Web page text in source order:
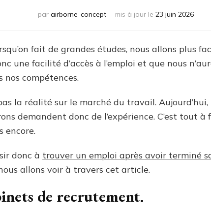
par airborne-concept mis à jour le 23 juin 2026
fait de grandes études, nous allons plus
une facilité d’accès à l’emploi et que nous
nos compétences.
la réalité sur le marché du travail.
demandent donc de l’expérience. C’est tout
encore.
donc à trouver un emploi après avoir terminé
allons voir à travers cet article.
de recrutement.